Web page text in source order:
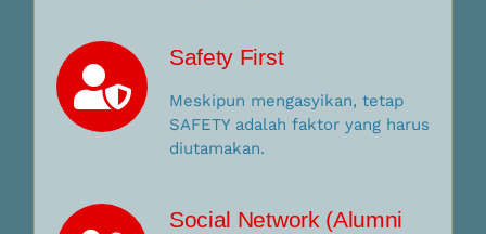
Safety First
Meskipun mengasyikan, tetap
SAFETY adalah faktor yang harus
diutamakan.
Social Network (Alumni